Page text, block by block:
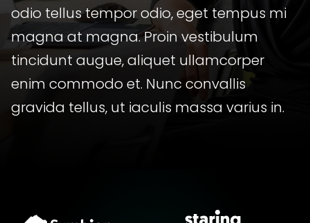
odio tellus tempor odio, eget tempus mi
magna at magna. Proin vestibulum
tincidunt augue, aliquet ullamcorper
enim commodo et. Nunc convallis
gravida tellus, ut iaculis massa varius in.